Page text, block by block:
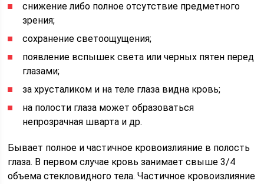
снижение либо полное отсутствие предметного
зрения;
сохранение светоощущения;
появление вспышек света или черных пятен перед
глазами;
за хрусталиком и на теле глаза видна кровь;
на полости глаза может образоваться
непрозрачная шварта и др.
Бывает полное и частичное кровоизлияние в полость
глаза. В первом случае кровь занимает свыше 3/4
объема стекловидного тела. Частичное кровоизлияние